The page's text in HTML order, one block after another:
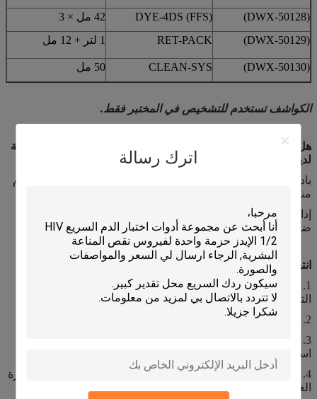
اترك رسالة
(DWX-50128)
DYE-4DS (FFS)
42 مل × 3
(DWX-50129)
RET-PACK 1 لتر + 12 مل
(DWX-50130)
CLEAN-SYS 50 مل
الكواشف تستخدم للتشخيص في المختبر فقط.
هل ينبغي للجهاز إجراء معايرة قبل استخدام كواشف الدم المتوافقة
لدينا؟
بادئ ذي بدء ، إذا استخدمت جهازك الكواشف الأصلية قبل استخدام
منتجاتنا ، فلن تحتاج إلى إجراء المعايرة.
إذا كان جهازك يستخدم كواشف أخرى متوافقة ، فإن المعايرة
ضرورية قبل استخدام الكواشف الخاصة بنا.
انتباه الكواشف CBC:
1. نفايات السوائل والنفايات والمنتجات المتبقية ومعالجة مواد
التعبئة والتغليف الملوثة ، يرجى الامتثال للوائح المحلية ؛
2. الالتفات إلى الختم ومنع التلوث ؛
3. قراءة التعليمات بعناية قبل الاستخدام ، ويجب التوقف عن
استخدامها عندما تتجاوز مدة صلاحيتها.
4. في حالة تجميد المنتج ، يجب إذابة الثلج منه تمامًا في درجة حرارة
الغرفة واستخدامه بعد الخلط.